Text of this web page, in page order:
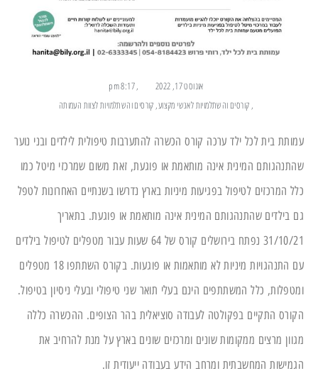
אוגוסט 17, 2022 ,
8:17 pm
, קורסים והשתלמויות לאנשי מקצוע, קורסים והשתלמויות לצוות העמותה
עמותת בית לכל ילד ערכה קורס הכשרה להתערבות טיפולית לילדים ובני נוער
שהתנהגותם המינית אינה מותאמת או פוגעת, זאת משום שמרכזי מיטל כמו
כלל המרכזים לטיפול בפגיעות מיניות בארץ נדרשו בשנתיים האחרונות לטפל
גם בילדים שהתנהגותם המינית אינה מותאמת או פוגעת. בתאריך
31/10/21 נפתח בירושלים קורס של 64 שעות עבור מטפלים לטיפול בילדים
עם התנהגויות מיניות לא מותאמות או פוגעות. בקורס השתתפו 18 מטפלים
ומטפלות, כלל המשתתפים הינם בעלי תואר שני טיפולי ובעלי ניסיון בטיפול.
הקורס התקיים בפקולטה לעבודה סוציאלית בהר הצופים. ההכשרה כללה
מגוון מרצים ממקומות שונים ומרכזים שונים בארץ על מנת להרחיב את
הגמישות המחשבתית ומרחב הידע בעבודה ייעודית זו.